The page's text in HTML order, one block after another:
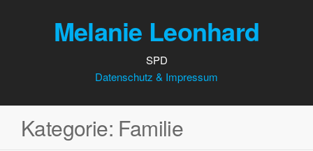
Melanie Leonhard
SPD
Datenschutz & Impressum
Kategorie: Familie